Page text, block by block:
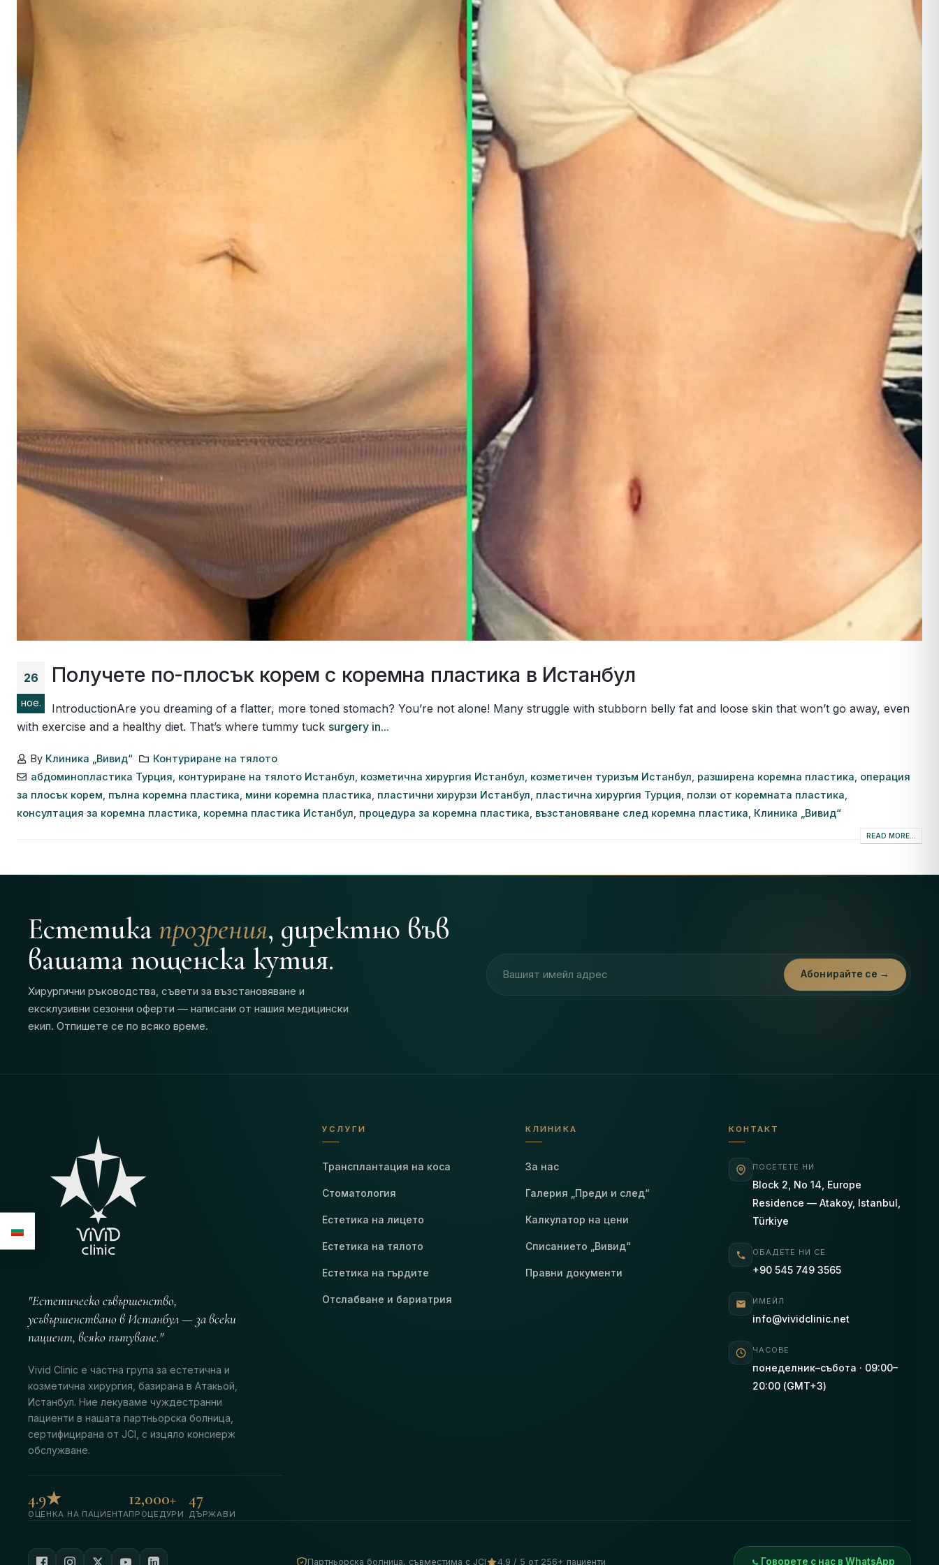
26
ное.
Получете по-плосък корем с коремна пластика в Истанбул
IntroductionAre you dreaming of a flatter, more toned stomach? You’re not alone! Many struggle with stubborn belly fat and loose skin that won’t go away, even
with exercise and a healthy diet. That’s where tummy tuck surgery in...
By Клиника „Вивид“
Контуриране на тялото
абдоминопластика Турция контуриране на тялото Истанбул козметична хирургия Истанбул козметичен туризъм Истанбул разширена коремна пластика операция
за плосък корем пълна коремна пластика мини коремна пластика пластични хирурзи Истанбул пластична хирургия Турция ползи от коремната пластика
консултация за коремна пластика коремна пластика Истанбул процедура за коремна пластика възстановяване след коремна пластика Клиника „Вивид“
READ MORE...
Естетикапрозрения, директно във
вашата пощенска кутия.
Хирургични ръководства, съвети за възстановяване и
ексклузивни сезонни оферти — написани от нашия медицински
екип. Отпишете се по всяко време.
Абонирайте се →
"Естетическо съвършенство,
усъвършенствано в Истанбул — за всеки
пациент, всяко пътуване."
Vivid Clinic е частна група за естетична и
козметична хирургия, базирана в Атакьой,
Истанбул. Ние лекуваме чуждестранни
пациенти в нашата партньорска болница,
сертифицирана от JCI, с изцяло консиерж
обслужване.
4.9★
ОЦЕНКА НА ПАЦИЕНТА
12,000+
ПРОЦЕДУРИ
47
ДЪРЖАВИ
УСЛУГИ
Трансплантация на коса
Стоматология
Естетика на лицето
Естетика на тялото
Естетика на гърдите
Отслабване и бариатрия
КЛИНИКА
За нас
Галерия „Преди и след“
Калкулатор на цени
Списанието „Вивид“
Правни документи
КОНТАКТ
ПОСЕТЕТЕ НИ
Block 2, No 14, Europe
Residence — Atakoy, Istanbul,
Türkiye
ОБАДЕТЕ НИ СЕ
+90 545 749 3565
ИМЕЙЛ
info@vividclinic.net
ЧАСОВЕ
понеделник–събота · 09:00–
20:00 (GMT+3)
Партньорска болница, съвместима с JCI 4.9 / 5 от 256+ пациенти Говорете с нас в WhatsApp